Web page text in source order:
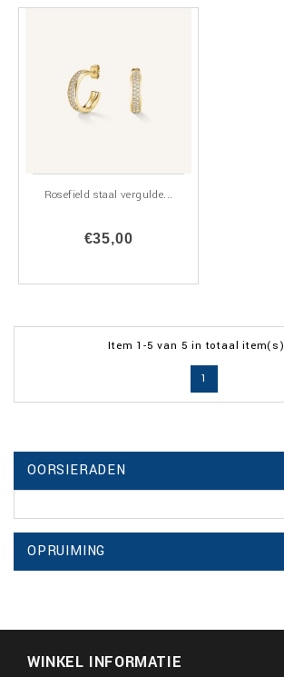
Rosefield staal vergulde...
€35,00
Item 1-5 van 5 in totaal item(s)
1
OORSIERADEN
OPRUIMING
WINKEL INFORMATIE